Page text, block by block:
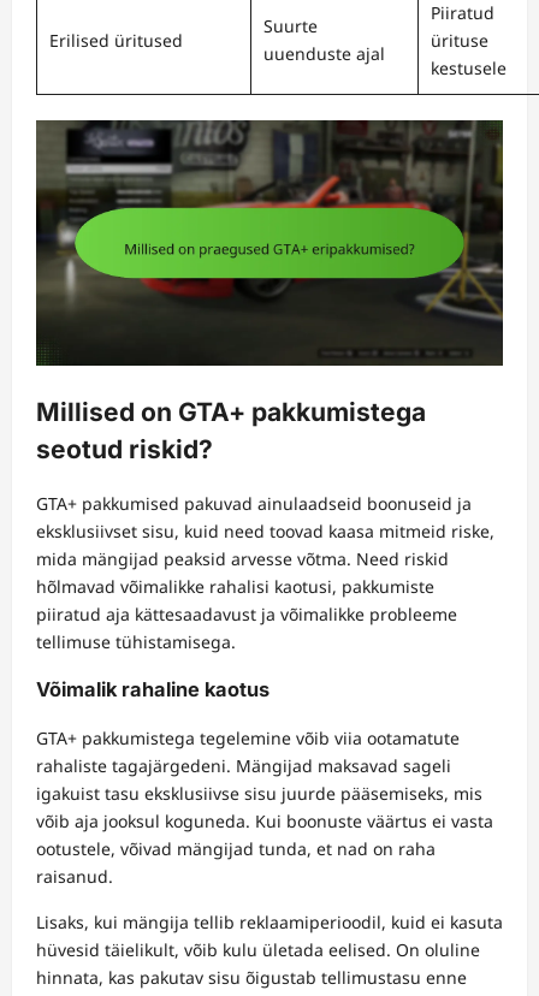
Erilised üritused
Suurte
uuenduste ajal
Piiratud
ürituse
kestusele
Millised on GTA+ pakkumistega
seotud riskid?
GTA+ pakkumised pakuvad ainulaadseid boonuseid ja
eksklusiivset sisu, kuid need toovad kaasa mitmeid riske,
mida mängijad peaksid arvesse võtma. Need riskid
hõlmavad võimalikke rahalisi kaotusi, pakkumiste
piiratud aja kättesaadavust ja võimalikke probleeme
tellimuse tühistamisega.
Võimalik rahaline kaotus
GTA+ pakkumistega tegelemine võib viia ootamatute
rahaliste tagajärgedeni. Mängijad maksavad sageli
igakuist tasu eksklusiivse sisu juurde pääsemiseks, mis
võib aja jooksul koguneda. Kui boonuste väärtus ei vasta
ootustele, võivad mängijad tunda, et nad on raha
raisanud.
Lisaks, kui mängija tellib reklaamiperioodil, kuid ei kasuta
hüvesid täielikult, võib kulu ületada eelised. On oluline
hinnata, kas pakutav sisu õigustab tellimustasu enne